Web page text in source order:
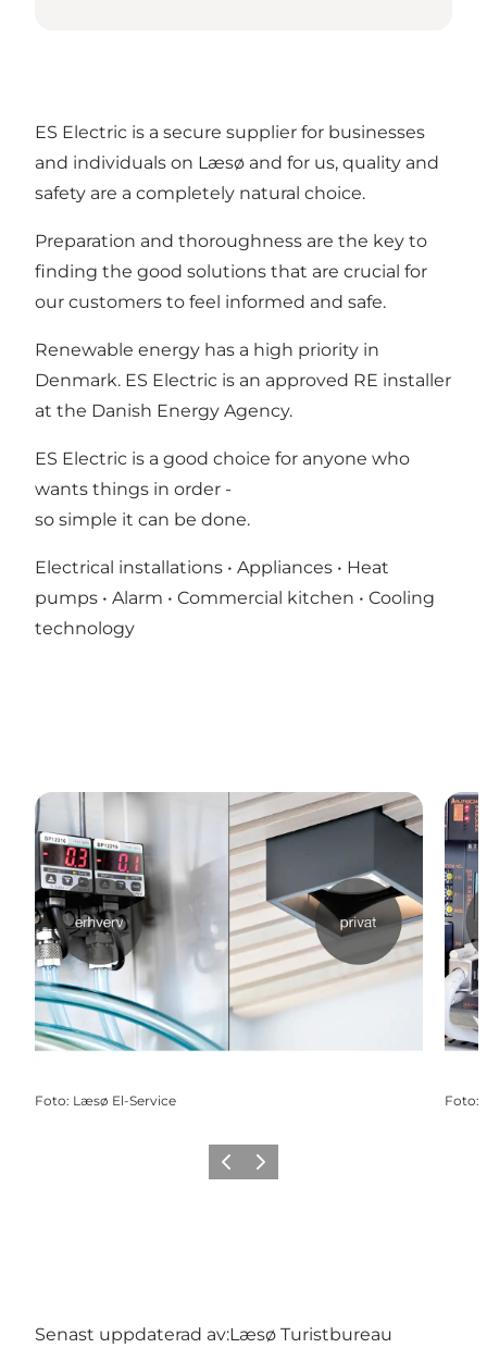
ES Electric is a secure supplier for businesses
and individuals on Læsø and for us, quality and
safety are a completely natural choice.
Preparation and thoroughness are the key to
finding the good solutions that are crucial for
our customers to feel informed and safe.
Renewable energy has a high priority in
Denmark. ES Electric is an approved RE installer
at the Danish Energy Agency.
ES Electric is a good choice for anyone who
wants things in order -
so simple it can be done.
Electrical installations • Appliances • Heat
pumps • Alarm • Commercial kitchen • Cooling
technology
Foto: Læsø El-Service Foto:
Föregående
Nästa
Senast uppdaterad av:Læsø Turistbureau